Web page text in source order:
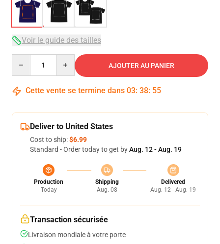
Voir le guide des tailles
AJOUTER AU PANIER
Cette vente se termine dans 03: 38: 54
Deliver to United States
Cost to ship:$6.99
Standard - Order today to get byAug. 12 - Aug. 19
Production
Today
Shipping
Aug. 08
Delivered
Aug. 12 - Aug. 19
Transaction sécurisée
Livraison mondiale à votre porte